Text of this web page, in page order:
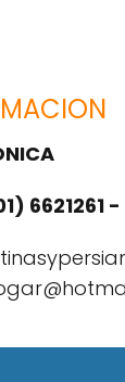
6621261